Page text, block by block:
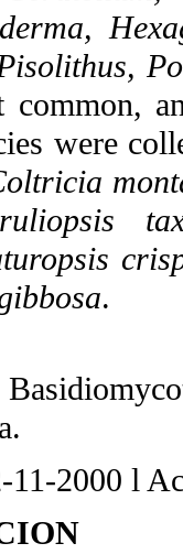
common,
were
.
11-2000 l